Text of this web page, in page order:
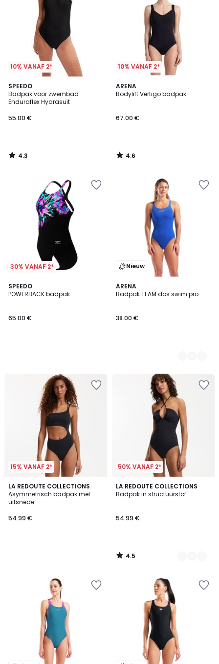
10% VANAF 2*
SPEEDO
Badpak voor zwembad
Enduraflex Hydrasuit
55.00 €
4.3
/ 5
4.3
/
10% VANAF 2*
ARENA
Bodylift Vertigo badpak
67.00 €
4.6
/ 5
4.6
/
30% VANAF 2*
SPEEDO
POWERBACK badpak
65.00 €
Nieuw
ARENA
Badpak TEAM dos swim pro
38.00 €
2
Kleuren
15% VANAF 2*
LA REDOUTE COLLECTIONS
Asymmetrisch badpak met
uitsnede
54.99 €
50% VANAF 2*
LA REDOUTE COLLECTIONS
Badpak in structuurstof
54.99 €
4.5
/ 5
2
Kleuren
4.5
/